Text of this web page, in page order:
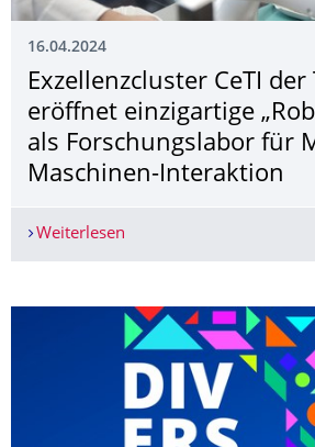
16.04.2024
Exzellenzcluster CeTI der
eröffnet einzigartige
als Forschungslabor für
Maschinen-Interaktion
Weiterlesen